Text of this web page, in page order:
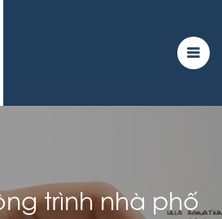
trình nhà phố